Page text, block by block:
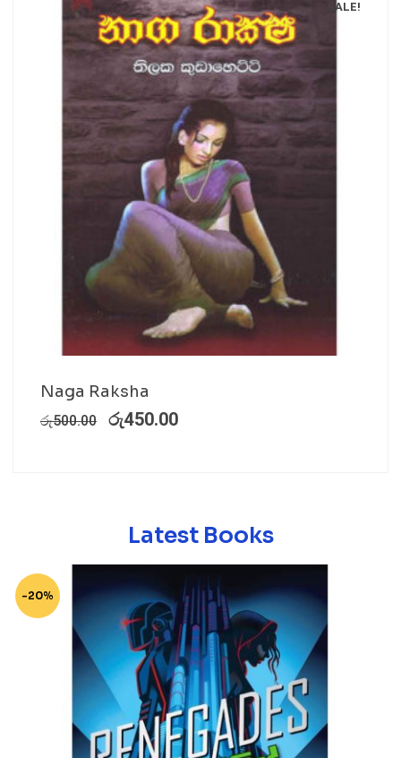
SALE!
Naga Raksha
රු500.00 රු450.00
Latest Books
-20%